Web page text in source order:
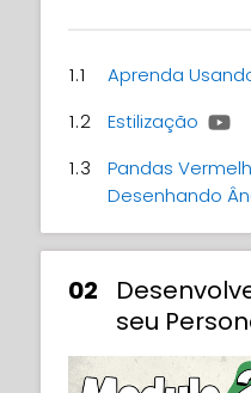
1.1 Aprenda
1.2
Estilização
1.3
Pandas
Desenhando
02
seu